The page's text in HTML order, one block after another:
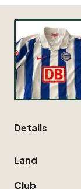
Details
Land
Club